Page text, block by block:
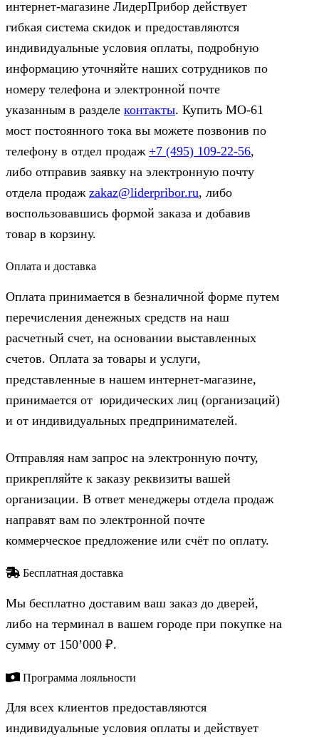
интернет-магазине ЛидерПрибор действует
гибкая система скидок и предоставляются
индивидуальные условия оплаты, подробную
информацию уточняйте наших сотрудников по
номеру телефона и электронной почте
указанным в разделе контакты. Купить МО-61
мост постоянного тока вы можете позвонив по
телефону в отдел продаж +7 (495) 109-22-56,
либо отправив заявку на электронную почту
отдела продаж zakaz@liderpribor.ru, либо
воспользовавшись формой заказа и добавив
товар в корзину.
Оплата и доставка
Оплата принимается в безналичной форме путем
перечисления денежных средств на наш
расчетный счет, на основании выставленных
счетов. Оплата за товары и услуги,
представленные в нашем интернет-магазине,
принимается от юридических лиц (организаций)
и от индивидуальных предпринимателей.
Отправляя нам запрос на электронную почту,
прикрепляйте к заказу реквизиты вашей
организации. В ответ менеджеры отдела продаж
направят вам по электронной почте
коммерческое предложение или счёт по оплату.
Бесплатная доставка
Мы бесплатно доставим ваш заказ до дверей,
либо на терминал в вашем городе при покупке на
сумму от 150’000 ₽.
Программа лояльности
Для всех клиентов предоставляются
индивидуальные условия оплаты и действует